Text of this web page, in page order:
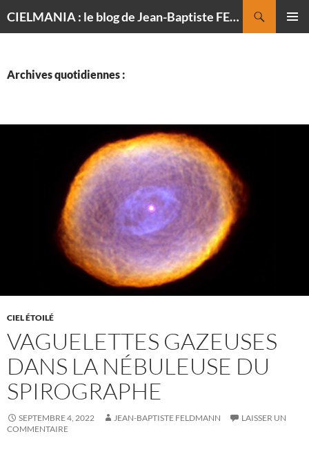
CIELMANIA : le blog de Jean-Baptiste FELDMANN, photographe du ciel
Archives quotidiennes :
CIEL ÉTOILÉ
VAGUELETTES GAZEUSES
DANS LA NÉBULEUSE DU
SPIROGRAPHE
SEPTEMBRE 4, 2022 JEAN-BAPTISTE FELDMANN
LAISSER UN
COMMENTAIRE